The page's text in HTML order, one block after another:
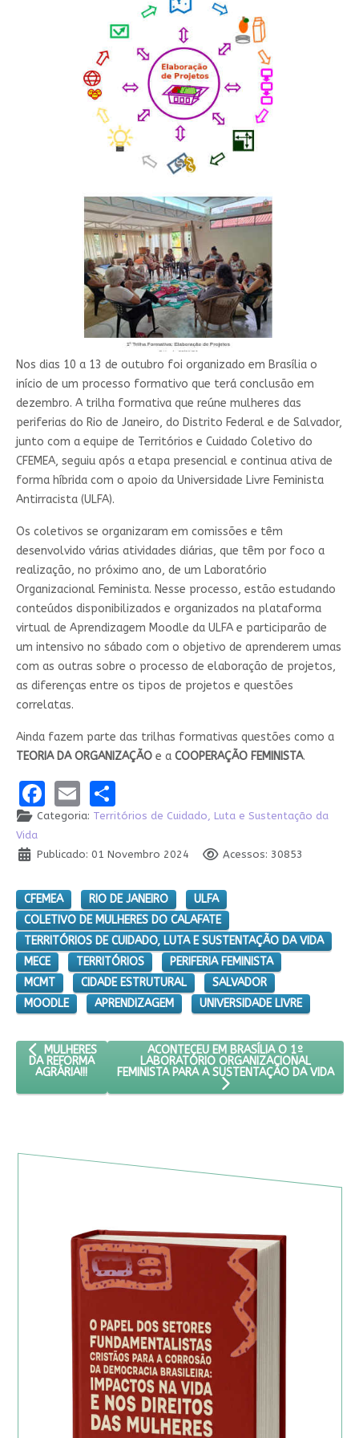
Nos dias 10 a 13 de outubro foi organizado em Brasília o
início de um processo formativo que terá conclusão em
dezembro. A trilha formativa que reúne mulheres das
periferias do Rio de Janeiro, do Distrito Federal e de Salvador,
junto com a equipe de Territórios e Cuidado Coletivo do
CFEMEA, seguiu após a etapa presencial e continua ativa de
forma híbrida com o apoio da Universidade Livre Feminista
Antirracista (ULFA).
Os coletivos se organizaram em comissões e têm
desenvolvido várias atividades diárias, que têm por foco a
realização, no próximo ano, de um Laboratório
Organizacional Feminista. Nesse processo, estão estudando
conteúdos disponibilizados e organizados na plataforma
virtual de Aprendizagem Moodle da ULFA e participarão de
um intensivo no sábado com o objetivo de aprenderem umas
com as outras sobre o processo de elaboração de projetos,
as diferenças entre os tipos de projetos e questões
correlatas.
Ainda fazem parte das trilhas formativas questões como a
TEORIA DA ORGANIZAÇÃOe aCOOPERAÇÃO FEMINISTA.
Facebook
EmailShare
Categoria: Territórios de Cuidado, Luta e Sustentação da
Vida
Publicado: 01 Novembro 2024
Acessos: 30853
CFEMEA RIO DE JANEIRO
ULFA
COLETIVO DE MULHERES DO CALAFATE
TERRITÓRIOS DE CUIDADO, LUTA E SUSTENTAÇÃO DA VIDA
MECE
TERRITÓRIOS
PERIFERIA FEMINISTA
MCMT
CIDADE ESTRUTURAL
SALVADOR
MOODLE
APRENDIZAGEM UNIVERSIDADE LIVRE
ARTIGO ANTERIOR: MULHERES DA REFORMA AGRÁRIA!!!
MULHERES
DA REFORMA
AGRÁRIA!!!
PRÓXIMO ARTIGO: ACONTECEU EM
ACONTECEU EM BRASÍLIA O 1º
LABORATÓRIO ORGANIZACIONAL
FEMINISTA PARA A SUSTENTAÇÃO DA VIDA